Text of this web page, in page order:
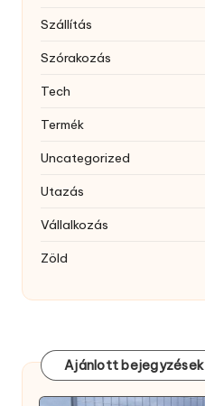
Szállítás
Szórakozás
Tech
Termék
Uncategorized
Utazás
Vállalkozás
Zöld
Ajánlott bejegyzések